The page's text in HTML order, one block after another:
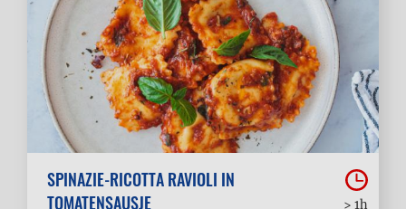
SPINAZIE-RICOTTA RAVIOLI IN
TOMATENSAUSJE
> 1h